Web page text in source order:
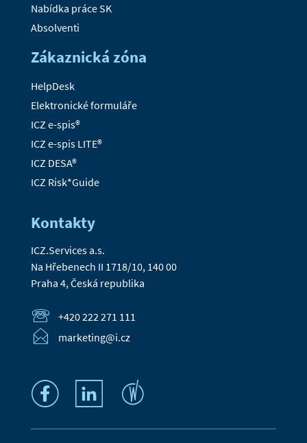
Nabídka práce SK
Absolventi
Zákaznická zóna
HelpDesk
Elektronické formuláře
ICZ e-spis®
ICZ e-spis LITE®
ICZ DESA®
ICZ Risk*Guide
Kontakty
ICZ.Services a.s.
Na Hřebenech II 1718/10, 140 00
Praha 4, Česká republika
+420 222 271 111
marketing@i.cz